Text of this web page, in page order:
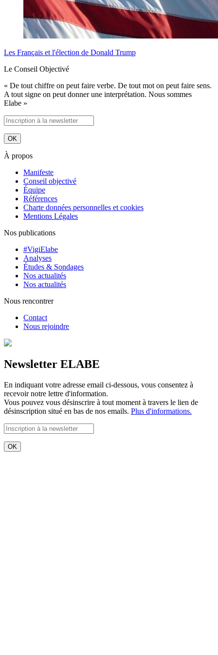
Les Français et l'élection de Donald Trump
Le Conseil Objectivé
« De tout chiffre on peut faire verbe. De tout mot on peut faire sens.
A tout signe on peut donner une interprétation. Nous sommes
Elabe »
À propos
Manifeste
Conseil objectivé
Équipe
Références
Charte données personnelles et cookies
Mentions Légales
Nos publications
#VigiElabe
Analyses
Études & Sondages
Nos actualités
Nos actualités
Nous rencontrer
Contact
Nous rejoindre
Newsletter ELABE
En indiquant votre adresse email ci-dessous, vous consentez à
recevoir notre lettre d'information.
Vous pouvez vous désinscrire à tout moment à travers le lien de
désinscription situé en bas de nos emails. Plus d'informations.